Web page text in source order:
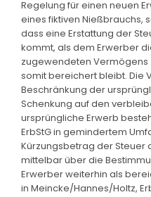
Regelung für einen neuen
eines fiktiven Nießbrauchs,
dass eine Erstattung der
kommt, als dem Erwerber
zugewendeten
somit bereichert bleibt. Die
Beschränkung der
Schenkung auf den
ursprüngliche Erwerb
ErbStG in gemindertem
Kürzungsbetrag der
mittelbar über die
Erwerber weiterhin als
in Meincke/Hannes/Holtz,